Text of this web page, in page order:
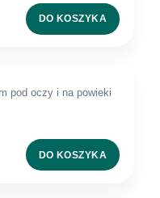
DO KOSZYKA
pod oczy i na powieki
DO KOSZYKA